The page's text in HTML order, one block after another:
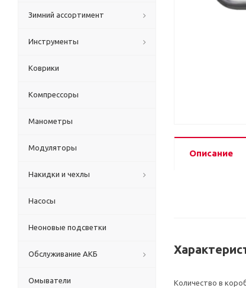
Описание
Количество в
Зимний ассортимент
Инструменты
Коврики
Компрессоры
Манометры
Модуляторы
Накидки и чехлы
Насосы
Неоновые подсветки
Обслуживание АКБ
Омыватели